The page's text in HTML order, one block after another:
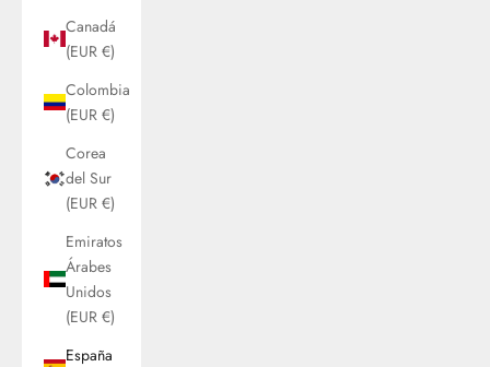
Canadá
(EUR €)
Colombia
(EUR €)
Corea
del Sur
(EUR €)
Emiratos
Árabes
Unidos
(EUR €)
España